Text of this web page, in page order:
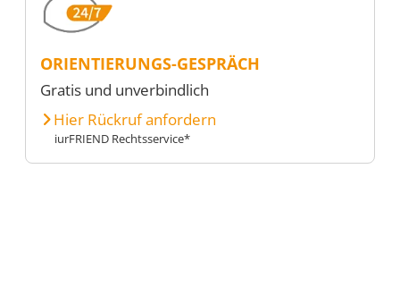
ORIENTIERUNGS-GESPRÄCH
Gratis und unverbindlich
Hier Rückruf anfordern
iurFRIEND Rechtsservice*